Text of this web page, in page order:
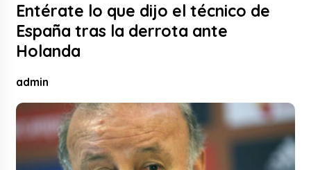
Entérate lo que dijo el técnico de
España tras la derrota ante
Holanda
admin